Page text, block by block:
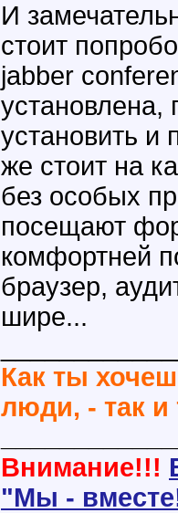
И
стоит
jabber
установлена,
установить и
же стоит на
без особых
посещают
комфортней
браузер,
шире...
Как ты
люди, - так
Внимание!!!
"Мы -